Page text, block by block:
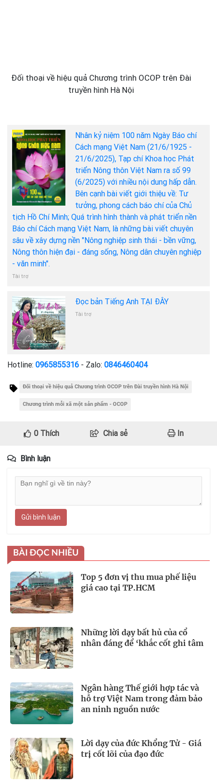
Đối thoại về hiệu quả Chương trình OCOP trên Đài
truyền hình Hà Nội
Nhân kỷ niệm 100 năm Ngày Báo chí
Cách mạng Việt Nam (21/6/1925 -
21/6/2025), Tạp chí Khoa học Phát
triển Nông thôn Việt Nam ra số 99
(6/2025) với nhiều nội dung hấp dẫn.
Bên cạnh bài viết giới thiệu về: Tư
tưởng, phong cách báo chí của Chủ
tịch Hồ Chí Minh; Quá trình hình thành và phát triển nền
Báo chí Cách mạng Việt Nam, là những bài viết chuyên
sâu về xây dựng nền "Nông nghiệp sinh thái - bền vững,
Nông thôn hiện đại - đáng sống, Nông dân chuyên nghiệp
- văn minh".
Tài trợ
Đọc bản Tiếng Anh TẠI ĐÂY
Tài trợ
Hotline: 0965855316 - Zalo: 0846460404
Đối thoại về hiệu quả Chương trình OCOP trên Đài truyền hình Hà Nội
Chương trình mỗi xã một sản phẩm - OCOP
0Thích Chia sẻ In
Bình luận
Gửi bình luận
BÀI ĐỌC NHIỀU
Top 5 đơn vị thu mua phế liệu
giá cao tại TP.HCM
Những lời dạy bất hủ của cổ
nhân đáng để ‘khắc cốt ghi tâm
Ngân hàng Thế giới hợp tác và
hỗ trợ Việt Nam trong đảm bảo
an ninh nguồn nước
Lời dạy của đức Khổng Tử - Giá
trị cốt lõi của đạo đức